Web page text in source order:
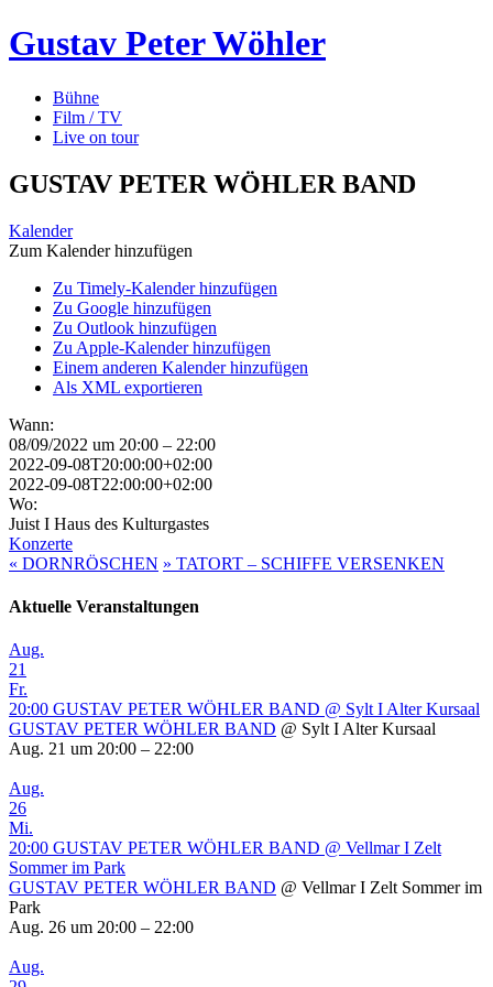
Gustav Peter Wöhler
Bühne
Film / TV
Live on tour
GUSTAV PETER WÖHLER BAND
Kalender
Zum Kalender hinzufügen
Zu Timely-Kalender hinzufügen
Zu Google hinzufügen
Zu Outlook hinzufügen
Zu Apple-Kalender hinzufügen
Einem anderen Kalender hinzufügen
Als XML exportieren
Wann:
08/09/2022 um 20:00 – 22:00
2022-09-08T20:00:00+02:00
2022-09-08T22:00:00+02:00
Wo:
Juist I Haus des Kulturgastes
Konzerte
« DORNRÖSCHEN » TATORT – SCHIFFE VERSENKEN
Aktuelle Veranstaltungen
Aug.
21
Fr.
20:00 GUSTAV PETER WÖHLER BAND @ Sylt I Alter Kursaal
GUSTAV PETER WÖHLER BAND @ Sylt I Alter Kursaal
Aug. 21 um 20:00 – 22:00
Aug.
26
Mi.
20:00 GUSTAV PETER WÖHLER BAND @ Vellmar I Zelt
Sommer im Park
GUSTAV PETER WÖHLER BAND @ Vellmar I Zelt Sommer im
Park
Aug. 26 um 20:00 – 22:00
Aug.